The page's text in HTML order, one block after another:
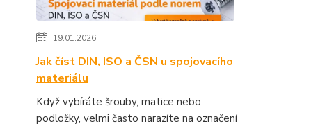
19.01.2026
Jak číst DIN, ISO a ČSN u spojovacího
materiálu
Když vybíráte šrouby, matice nebo
podložky, velmi často narazíte na označení